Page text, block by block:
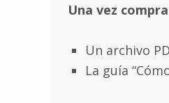
Una vez
Un archivo
La guía